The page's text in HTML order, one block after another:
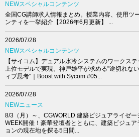
NEWスペシャルコンテンツ
全国CG講師求人情報まとめ。授業内容、使用ツ
ンティを一挙紹介【2026年6月更新】 ...
2026/07/28
NEWスペシャルコンテンツ
【サイコム】デュアル水冷システムのワークス
上位モデルで実現。神戸雄平が求める"途切れな
ィブ思考"｜Boost with Sycom #05...
2026/07/28
NEWニュース
8/3（月）～、CGWORLD 建築ビジュアライゼー
WEEK開催！豪華登壇者とともに、建築ビジュア
ョンの現在地を探る5日間...